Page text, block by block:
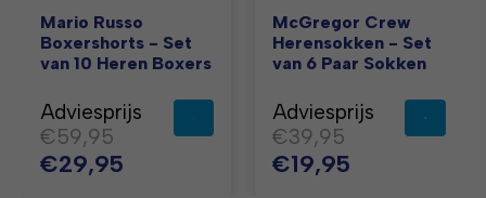
Mario Russo
Boxershorts - Set
van 10 Heren Boxers
Adviesprijs
€59,95
€29,95
McGregor Crew
Herensokken - Set
van 6 Paar Sokken
Adviesprijs
€39,95
€19,95